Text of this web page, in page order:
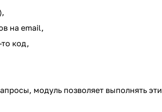
на email,
код,
модуль позволяет выполнять эти